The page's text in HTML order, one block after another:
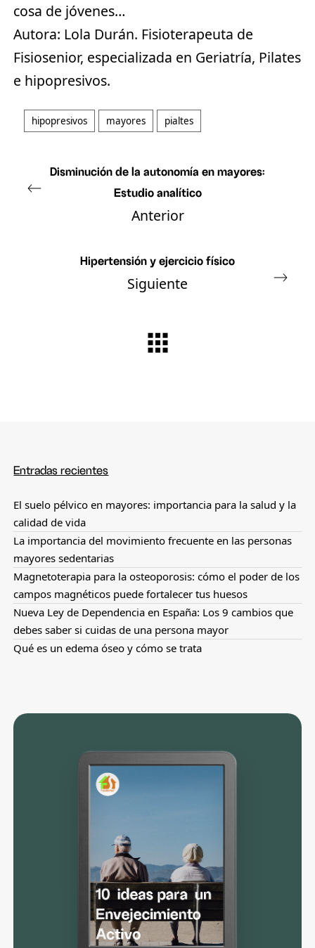
cosa de jóvenes…
Autora: Lola Durán. Fisioterapeuta de
Fisiosenior, especializada en Geriatría, Pilates
e hipopresivos.
hipopresivos mayores pialtes
Disminución de la autonomía en mayores:
Estudio analítico
Anterior
Hipertensión y ejercicio físico
Siguiente
Entradas recientes
El suelo pélvico en mayores: importancia para la salud y la
calidad de vida
La importancia del movimiento frecuente en las personas
mayores sedentarias
Magnetoterapia para la osteoporosis: cómo el poder de los
campos magnéticos puede fortalecer tus huesos
Nueva Ley de Dependencia en España: Los 9 cambios que
debes saber si cuidas de una persona mayor
Qué es un edema óseo y cómo se trata